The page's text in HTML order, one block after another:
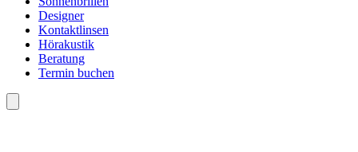
Designer
Kontaktlinsen
Hörakustik
Beratung
Termin buchen